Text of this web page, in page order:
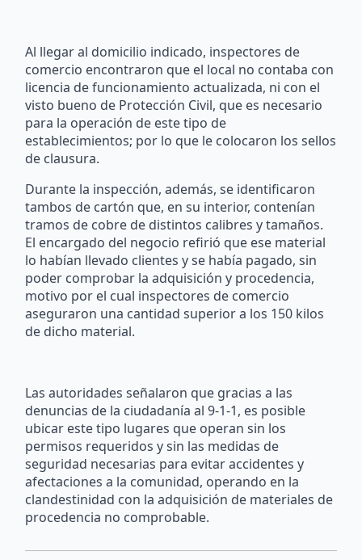
Al llegar al domicilio indicado, inspectores de
comercio encontraron que el local no contaba con
licencia de funcionamiento actualizada, ni con el
visto bueno de Protección Civil, que es necesario
para la operación de este tipo de
establecimientos; por lo que le colocaron los sellos
de clausura.
Durante la inspección, además, se identificaron
tambos de cartón que, en su interior, contenían
tramos de cobre de distintos calibres y tamaños.
El encargado del negocio refirió que ese material
lo habían llevado clientes y se había pagado, sin
poder comprobar la adquisición y procedencia,
motivo por el cual inspectores de comercio
aseguraron una cantidad superior a los 150 kilos
de dicho material.
Las autoridades señalaron que gracias a las
denuncias de la ciudadanía al 9-1-1, es posible
ubicar este tipo lugares que operan sin los
permisos requeridos y sin las medidas de
seguridad necesarias para evitar accidentes y
afectaciones a la comunidad, operando en la
clandestinidad con la adquisición de materiales de
procedencia no comprobable.